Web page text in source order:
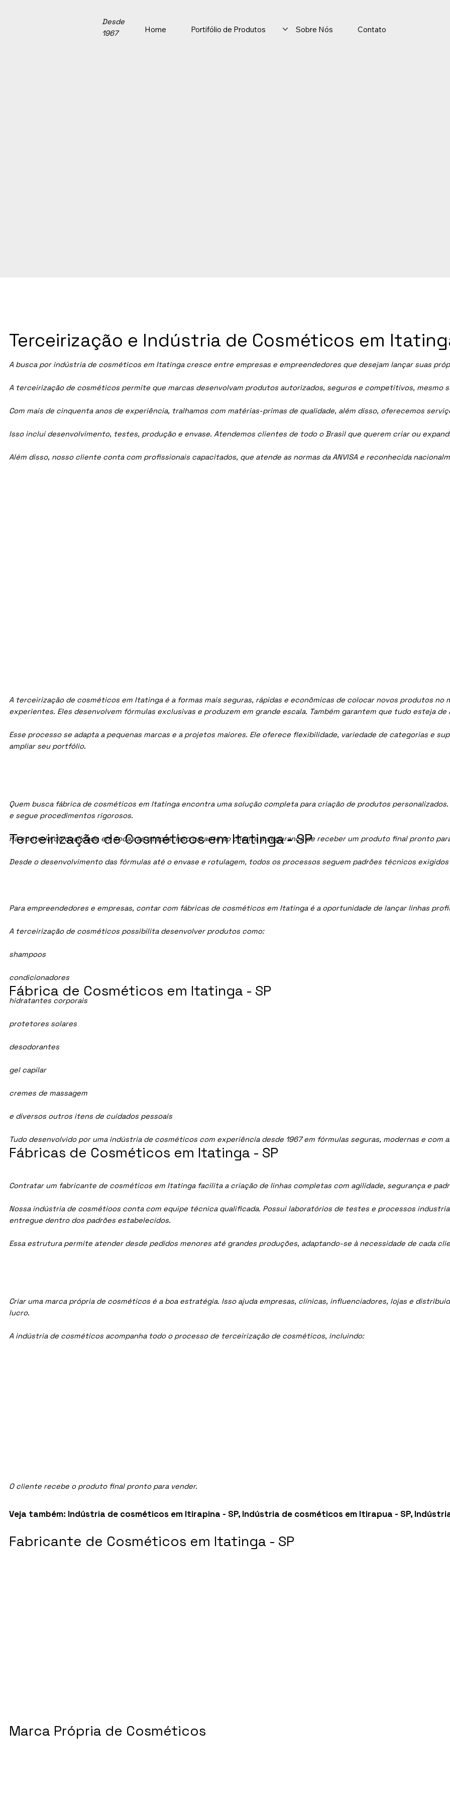
Home Portifólio de Produtos Sobre Nós Contato
Desde
1967
A busca por indústria de cosméticos em Itatingacresce entre empresas e empreendedores que desejam lançar suas
A terceirização de cosméticos permite que marcas desenvolvam produtos autorizados, seguros e competitivos, mesmo
Com mais de cinquenta anos de experiência, tralhamos com matérias-primas de qualidade, além disso, oferecemos
Isso inclui desenvolvimento, testes, produção e envase. Atendemos clientes de todo o Brasil que querem criar ou
Além disso, nosso cliente conta com profissionais capacitados, que atende as normas da ANVISA e reconhecida
A terceirização de cosméticos em Itatinga é a formas mais seguras, rápidas e econômicas de colocar novos produtos no
experientes. Eles desenvolvem fórmulas exclusivas e produzem em grande escala. Também garantem que tudo esteja de
Esse processo se adapta a pequenas marcas e a projetos maiores. Ele oferece flexibilidade, variedade de categorias e
ampliar seu portfólio.
Quem busca fábrica de cosméticos em Itatinga encontra uma solução completa para criação de produtos
e segue procedimentos rigorosos.
Há controle de qualidade em todas as etapas. Isso garante ao cliente a segurança de receber um produto final pronto
Desde o desenvolvimento das fórmulas até o envase e rotulagem, todos os processos seguem padrões técnicos
Para empreendedores e empresas, contar com fábricas de cosméticos em Itatinga é a oportunidade de lançar linhas
A terceirização de cosméticos possibilita desenvolver produtos como:
shampoos
condicionadores
hidratantes corporais
protetores solares
desodorantes
gel capilar
cremes de massagem
e diversos outros itens de cuidados pessoais
Tudo desenvolvido por uma indústria de cosméticos com experiência desde 1967 em fórmulas seguras, modernas e com
Contratar um fabricante de cosméticos em Itatinga facilita a criação de linhas completas com agilidade, segurança e
Nossa indústria de cosmétioos conta com equipe técnica qualificada. Possui laboratórios de testes e processos
entregue dentro dos padrões estabelecidos.
Essa estrutura permite atender desde pedidos menores até grandes produções, adaptando-se à necessidade de cada
Criar uma marca própria de cosméticos é a boa estratégia. Isso ajuda empresas, clínicas, influenciadores, lojas e
lucro.
A indústria de cosméticos acompanha todo o processo de terceirização de cosméticos, incluindo:
O cliente recebe o produto final pronto para vender.
Veja também: Indústria de cosméticos em Itirapina - SP, Indústria de cosméticos em Itirapua - SP,
Terceirização e Indústria de Cosméticos em
Fábrica de Cosméticos em Itatinga - SP
Terceirização de Cosméticos em Itatinga - SP
Fábricas de Cosméticos em Itatinga - SP
Fabricante de Cosméticos em Itatinga - SP
Marca Própria de Cosméticos